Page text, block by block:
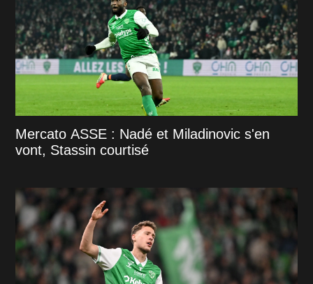
Mercato ASSE : Nadé et Miladinovic s'en
vont, Stassin courtisé